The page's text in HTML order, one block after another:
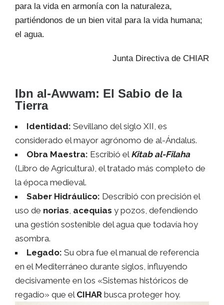
para la vida en armonía con la naturaleza,
partiéndonos de un bien vital para la vida humana;
el agua.
Junta Directiva de CHIAR
Ibn al-Awwam: El Sabio de la
Tierra
Identidad: Sevillano del siglo XII, es
considerado el mayor agrónomo de al-Ándalus.
Obra Maestra: Escribió el Kitab al-Filaha
(Libro de Agricultura), el tratado más completo de
la época medieval.
Saber Hidráulico: Describió con precisión el
uso de norias, acequias y pozos, defendiendo
una gestión sostenible del agua que todavía hoy
asombra.
Legado: Su obra fue el manual de referencia
en el Mediterráneo durante siglos, influyendo
decisivamente en los «Sistemas históricos de
regadío» que el CIHAR busca proteger hoy.